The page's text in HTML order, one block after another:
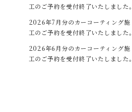
工のご予約を受付終了いたしました。
2026年7月分のカーコーティング施
工のご予約を受付終了いたしました。
2026年6月分のカーコーティング施
工のご予約を受付終了いたしました。